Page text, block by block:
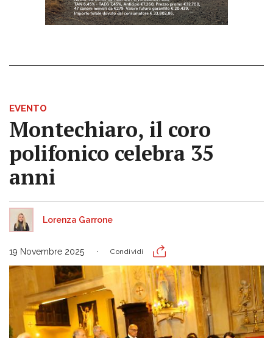
EVENTO
Montechiaro, il coro
polifonico celebra 35
anni
Lorenza Garrone
19 Novembre 2025 Condividi